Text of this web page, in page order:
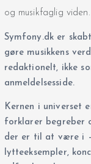
og musikfaglig viden.
Symfony.dk er
gøre musikkens
redaktionelt, ikke
anmeldelsesside.
Kernen i universet
forklarer begreber
der er til at være i
lytteeksempler,